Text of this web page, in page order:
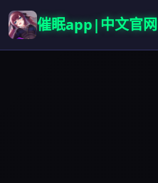
催眠app|中文官网